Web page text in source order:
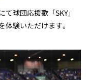
球団応援歌「SKY」
験いただけます。